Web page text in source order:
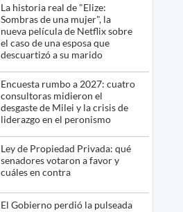
La historia real de "Elize:
Sombras de una mujer", la
nueva película de Netflix sobre
el caso de una esposa que
descuartizó a su marido
Encuesta rumbo a 2027: cuatro
consultoras midieron el
desgaste de Milei y la crisis de
liderazgo en el peronismo
Ley de Propiedad Privada: qué
senadores votaron a favor y
cuáles en contra
El Gobierno perdió la pulseada